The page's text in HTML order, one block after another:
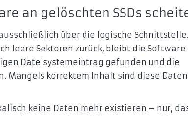
an gelöschten SSDs
über die logische Schnittstelle.
leere Sektoren zurück, bleibt die Software
Dateisystemeintrag gefunden und die
Mangels korrektem Inhalt sind diese Daten
keine Daten mehr existieren – nur,